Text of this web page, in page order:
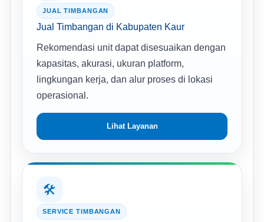
JUAL TIMBANGAN
Jual Timbangan di Kabupaten Kaur
Rekomendasi unit dapat disesuaikan dengan
kapasitas, akurasi, ukuran platform,
lingkungan kerja, dan alur proses di lokasi
operasional.
Lihat Layanan
🛠️
SERVICE TIMBANGAN